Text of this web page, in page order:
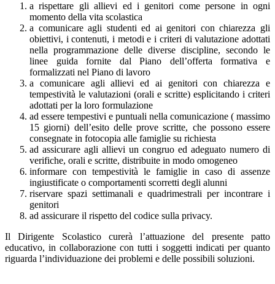
a rispettare gli allievi ed i genitori come persone in ogni
momento della vita scolastica
a comunicare agli studenti ed ai genitori con chiarezza gli
obiettivi, i contenuti, i metodi e i criteri di valutazione adottati
nella programmazione delle diverse discipline, secondo le
linee guida fornite dal Piano dell’offerta formativa e
formalizzati nel Piano di lavoro
a comunicare agli allievi ed ai genitori con chiarezza e
tempestività le valutazioni (orali e scritte) esplicitando i criteri
adottati per la loro formulazione
ad essere tempestivi e puntuali nella comunicazione ( massimo
15 giorni) dell’esito delle prove scritte, che possono essere
consegnate in fotocopia alle famiglie su richiesta
ad assicurare agli allievi un congruo ed adeguato numero di
verifiche, orali e scritte, distribuite in modo omogeneo
informare con tempestività le famiglie in caso di assenze
ingiustificate o comportamenti scorretti degli alunni
riservare spazi settimanali e quadrimestrali per incontrare i
genitori
ad assicurare il rispetto del codice sulla privacy.
Il Dirigente Scolastico curerà l’attuazione del presente patto
educativo, in collaborazione con tutti i soggetti indicati per quanto
riguarda l’individuazione dei problemi e delle possibili soluzioni.